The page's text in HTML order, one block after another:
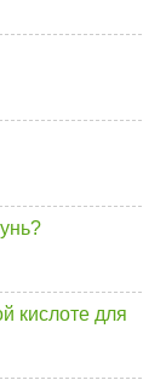
кислоте для